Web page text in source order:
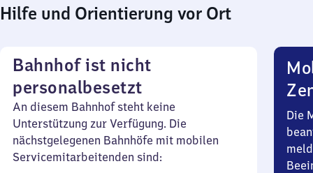
Hilfe und Orientierung vor Ort
Bahnhof ist nicht
personalbesetzt
An diesem Bahnhof steht keine
Unterstützung zur Verfügung. Die
nächstgelegenen Bahnhöfe mit mobilen
Servicemitarbeitenden sind:
Die